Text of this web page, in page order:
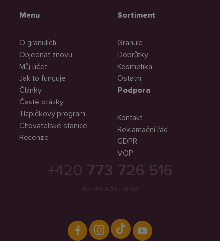
Menu
O granulích
Objednat znovu
Můj účet
Jak to funguje
Články
Časté otázky
Tlapičkový program
Chovatelské stanice
Recenze
Sortiment
Granule
Dobrůtky
Kosmetika
Ostatní
Podpora
Kontakt
Reklamační řád
GDPR
VOP
+420 773 726 516
Po - Pá 9:00 - 16:00